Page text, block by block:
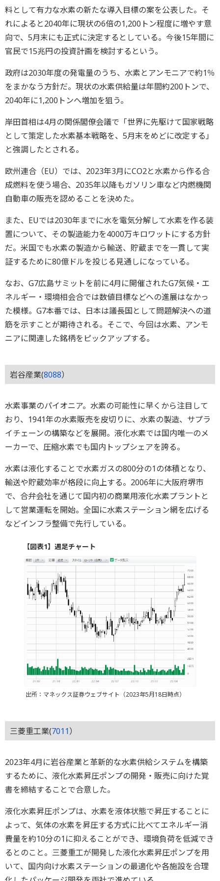
料として有力な水素の新たな導入目標の案を公表した。そ
れによると2040年に現状の6倍の1,200トン程度に増やす意
向で、5月末にも正式に決定するとしている。今後15年間に
官民で15兆円の投資計画を検討するという。
政府は2030年度の発電量のうち、水素とアンモニアで約1％
をまかなう方針だ。現状の水素供給量は年間約200トンで、
2040年に1,200トンへ増加を狙う。
岸田首相は4月の関係閣僚会議で「世界に先駆けて国家戦略
として策定した水素基本戦略を、5月末をめどに改定する」
と強調したとされる。
欧州連合（EU）では、2023年3月にCO2と水素から作る合
成燃料を使う場合、2035年以降もガソリン車など内燃機関
自動車の販売を認めることを決めた。
また、EUでは2030年までに水を電気分解して水素を作る装
置について、その製造能力を4000万キロワットにする方針
だ。米国でも水素の製造から輸送、貯蔵までを一貫して実
証するために80億ドルを投じる見通しになっている。
なお、G7広島サミットを前に4月に開催されたG7気候・エ
ネルギー・環境相会合では数値目標などへの進展はなかっ
た模様。G7本番では、日本は議長国として問題解決への道
筋を示すことが期待される。そこで、今回は水素、アンモ
ニアに関連した銘柄をピックアップする。
岩谷産業(8088）
水素事業のパイオニア。水素の可能性に早くから注目して
おり、1941年の水素販売を皮切りに、水素の製造、サプラ
イチェーンの構築などを展開。液化水素では国内唯一のメ
ーカーで、圧縮水素でも国内トップシェアを誇る。
水素は液化することで水素ガスの800分の1の体積となり、
輸送や貯蔵効率が格段に向上する。2006年に大阪府堺市
で、合弁会社を通じて国内初の商業用液化水素プラントと
して営業運転を開始。全国に水素ステーション網を広げる
などインフラ整備で先行している。
【図表1】週足チャート
出所：マネックス証券ウェブサイト（2023年5月18日時点）
三菱重工業(7011）
2023年4月に岩谷産業と革新的な水素供給システムを構築
するために、液化水素昇圧ポンプの開発・販売に向けた覚
書を締結することで合意した。
液化水素昇圧ポンプは、水素を液体状態で昇圧することに
よって、気体の水素を昇圧する方式に比べてエネルギー消
費量を約10分の1に抑えることができ、環境負荷を低減でき
るとのこと。三菱重工が開発した液化水素昇圧ポンプを用
いて、国内向け水素ステーションの最適化や各施設を合理